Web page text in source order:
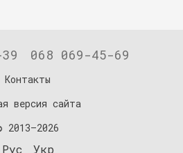
068 069-45-69
Контакты
версия сайта
2013—2026
Рус Укр